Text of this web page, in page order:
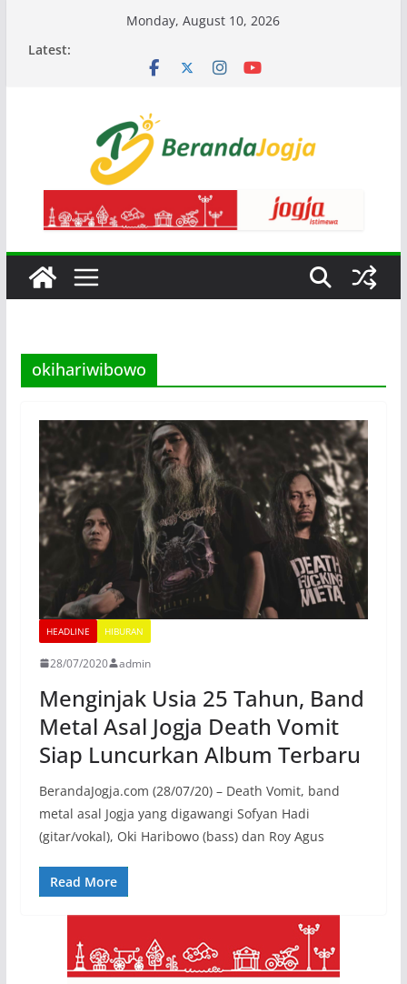
Monday, August 10, 2026
Latest:
okihariwibowo
HEADLINE HIBURAN
28/07/2020 admin
Menginjak Usia 25 Tahun, Band
Metal Asal Jogja Death Vomit
Siap Luncurkan Album Terbaru
BerandaJogja.com (28/07/20) – Death Vomit, band
metal asal Jogja yang digawangi Sofyan Hadi
(gitar/vokal), Oki Haribowo (bass) dan Roy Agus
Read More